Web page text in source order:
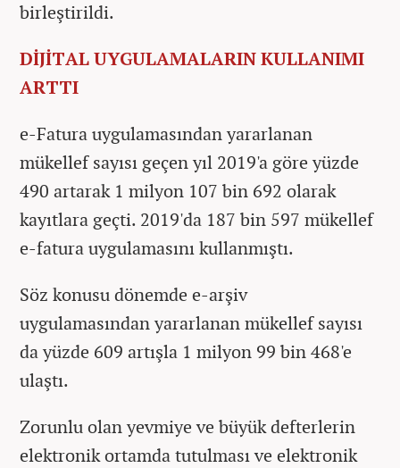
birleştirildi.
DİJİTAL UYGULAMALARIN KULLANIMI
ARTTI
e-Fatura uygulamasından yararlanan
mükellef sayısı geçen yıl 2019'a göre yüzde
490 artarak 1 milyon 107 bin 692 olarak
kayıtlara geçti. 2019'da 187 bin 597 mükellef
e-fatura uygulamasını kullanmıştı.
Söz konusu dönemde e-arşiv
uygulamasından yararlanan mükellef sayısı
da yüzde 609 artışla 1 milyon 99 bin 468'e
ulaştı.
Zorunlu olan yevmiye ve büyük defterlerin
elektronik ortamda tutulması ve elektronik